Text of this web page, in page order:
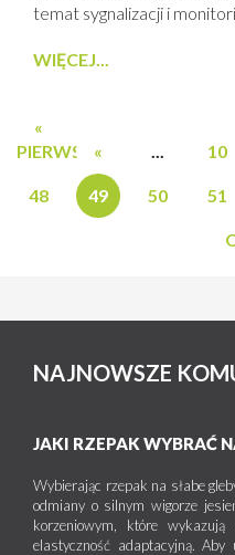
temat sygnalizacji i
należy korzystać z
WIĘCEJ...
«
PIERWSZA
« ... 10
48 49 50 51
NAJNOWSZE
JAKI RZEPAK WYBRAĆ
Wybierając rzepak na słabe
odmiany o silnym wigorze
korzeniowym, które
elastyczność adaptacyjną.